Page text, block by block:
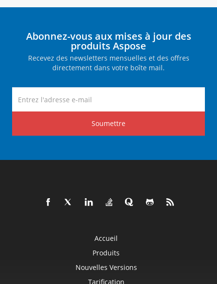
Abonnez-vous aux mises à jour des
produits Aspose
Recevez des newsletters mensuelles et des offres
directement dans votre boîte mail.
Soumettre
Accueil
Produits
Nouvelles Versions
Tarification